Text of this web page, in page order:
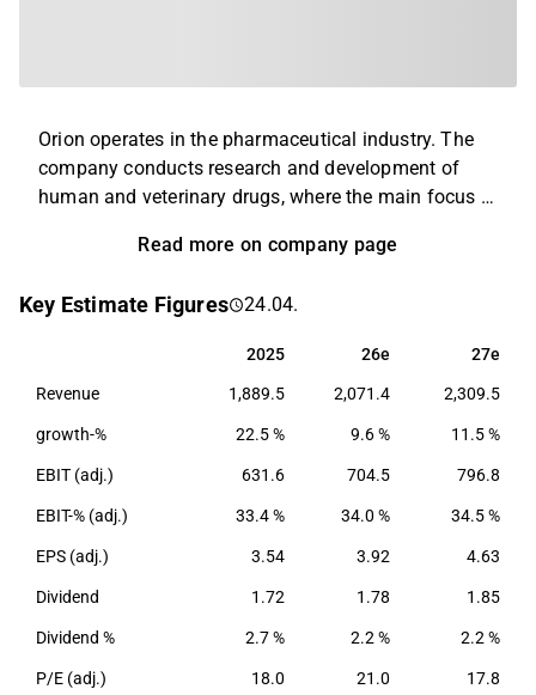
Orion operates in the pharmaceutical industry. The
company conducts research and development of
human and veterinary drugs, where the main focus is
as oncology and respiratory diseases. Today, the
the largest presence in the Nordic region and the rest
Read more on company page
Key Estimate Figures 24.04.
2025 26e 27e
2025 26e 27e
Revenue 1,889.5 2,071.4 2,309.5
growth-% 22.5 % 9.6 % 11.5 %
EBIT (adj.) 631.6 704.5 796.8
EBIT-% (adj.) 33.4 % 34.0 % 34.5 %
EPS (adj.) 3.54 3.92 4.63
Dividend 1.72 1.78 1.85
Dividend % 2.7 % 2.2 % 2.2 %
P/E (adj.) 18.0 21.0 17.8